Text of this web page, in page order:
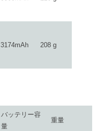
3174mAh 208 g
バッテリー容
量
重量